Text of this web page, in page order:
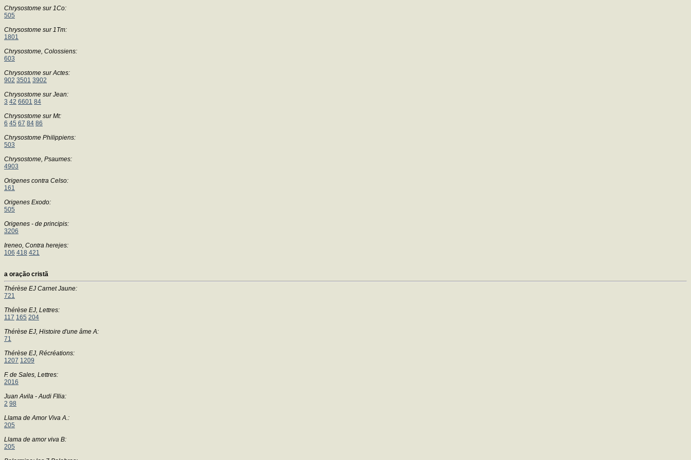
Chrysostome sur 1Co:
505
Chrysostome sur 1Tm:
1801
Chrysostome, Colossiens:
603
Chrysostome sur Actes:
902 3501 3902
Chrysostome sur Jean:
3 42 6601 84
Chrysostome sur Mt:
6 45 67 84 86
Chrysostome Philippiens:
503
Chrysostome, Psaumes:
4903
Origenes contra Celso:
161
Origenes Exodo:
505
Origenes - de principis:
3206
Ireneo, Contra herejes:
106 418 421
a oração cristã
Thérèse EJ Carnet Jaune:
721
Thérèse EJ, Lettres:
117 165 204
Thérèse EJ, Histoire d'une âme A:
71
Thérèse EJ, Récréations:
1207 1209
F. de Sales, Lettres:
2016
Juan Avila - Audi FIlia:
2 98
Llama de Amor Viva A.:
205
Llama de amor viva B:
205